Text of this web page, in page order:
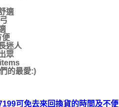
適
便
迷人
眾
的最愛:)
可免去來回換貨的時間及不便